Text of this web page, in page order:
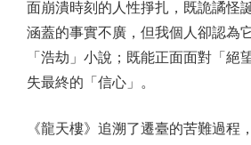
面崩潰時刻的人性掙扎，既詭譎怪
涵蓋的事實不廣，但我個人卻認為
「浩劫」小說；既能正面面對「絕
失最終的「信心」。
《龍天樓》追溯了遷臺的苦難過程